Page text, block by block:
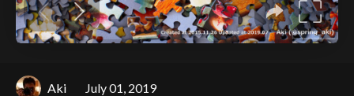
Aki July 01, 2019